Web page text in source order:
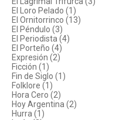
El Loro Pelado (1)
El Ornitorrinco (13)
El Péndulo (3)
El Periodista (4)
El Porteño (4)
Expresión (2)
Ficción (1)
Fin de Siglo (1)
Folklore (1)
Hora Cero (2)
Hoy Argentina (2)
Hurra (1)